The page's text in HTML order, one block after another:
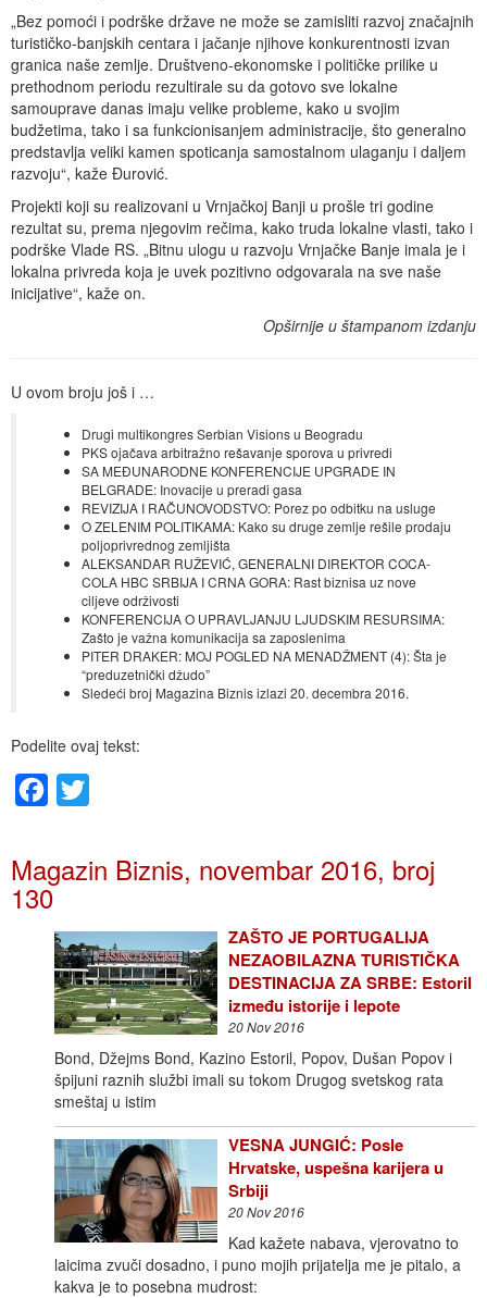
„Bez pomoći i podrške države ne može se zamisliti razvoj značajnih
turističko-banjskih centara i jačanje njihove konkurentnosti izvan
granica naše zemlje. Društveno-ekonomske i političke prilike u
prethodnom periodu rezultirale su da gotovo sve lokalne
samouprave danas imaju velike probleme, kako u svojim
budžetima, tako i sa funkcionisanjem administracije, što generalno
predstavlja veliki kamen spoticanja samostalnom ulaganju i daljem
razvoju“, kaže Đurović.
Projekti koji su realizovani u Vrnjačkoj Banji u prošle tri godine
rezultat su, prema njegovim rečima, kako truda lokalne vlasti, tako i
podrške Vlade RS. „Bitnu ulogu u razvoju Vrnjačke Banje imala je i
lokalna privreda koja je uvek pozitivno odgovarala na sve naše
inicijative“, kaže on.
Opširnije u štampanom izdanju
U ovom broju još i …
Drugi multikongres Serbian Visions u Beogradu
PKS ojačava arbitražno rešavanje sporova u privredi
SA MEĐUNARODNE KONFERENCIJE UPGRADE IN
BELGRADE: Inovacije u preradi gasa
REVIZIJA I RAČUNOVODSTVO: Porez po odbitku na usluge
O ZELENIM POLITIKAMA: Kako su druge zemlje rešile prodaju
poljoprivrednog zemljišta
ALEKSANDAR RUŽEVIĆ, GENERALNI DIREKTOR COCA-
COLA HBC SRBIJA I CRNA GORA: Rast biznisa uz nove
ciljeve održivosti
KONFERENCIJA O UPRAVLJANJU LJUDSKIM RESURSIMA:
Zašto je važna komunikacija sa zaposlenima
PITER DRAKER: MOJ POGLED NA MENADŽMENT (4): Šta je
“preduzetnički džudo”
Sledeći broj Magazina Biznis izlazi 20. decembra 2016.
Podelite ovaj tekst:
Facebook
Magazin Biznis, novembar 2016, broj
130
ZAŠTO JE PORTUGALIJA
NEZAOBILAZNA TURISTIČKA
DESTINACIJA ZA SRBE: Estoril
između istorije i lepote
20 Nov 2016
Bond, Džejms Bond, Kazino Estoril, Popov, Dušan Popov i
špijuni raznih službi imali su tokom Drugog svetskog rata
smeštaj u istim
VESNA JUNGIĆ: Posle
Hrvatske, uspešna karijera u
Srbiji
20 Nov 2016
Kad kažete nabava, vjerovatno to
laicima zvuči dosadno, i puno mojih prijatelja me je pitalo, a
kakva je to posebna mudrost: